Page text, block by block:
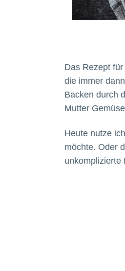
Das Rezept für
die immer
Backen durch
Mutter
Heute nutze
möchte. Oder
unkomplizierte